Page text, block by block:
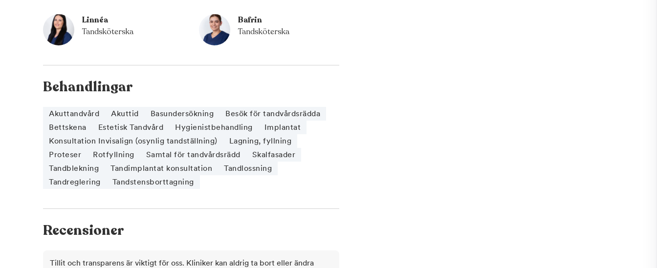
Linnéa
Tandsköterska
Bafrin
Tandsköterska
Behandlingar
Akuttandvård Akuttid Basundersökning
Besök för tandvårdsrädda
Bettskena
Estetisk Tandvård Hygienistbehandling
Implantat
Konsultation Invisalign (osynlig tandställning)
Lagning, fyllning
Proteser
Rotfyllning Samtal för tandvårdsrädd
Skalfasader
Tandblekning
Tandimplantat konsultation
Tandlossning
Tandreglering
Tandstensborttagning
Recensioner
Tillit och transparens är viktigt för oss. Kliniker kan aldrig ta bort eller ändra